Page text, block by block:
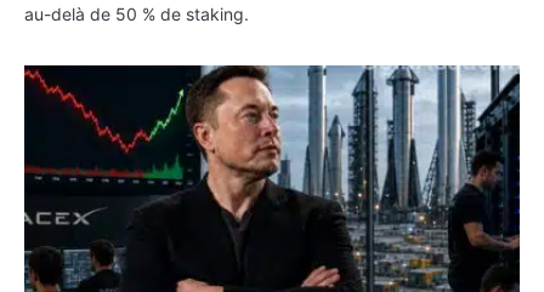
au-delà de 50 % de staking.
SPCX : SpaceX publie 7,8 milliards de dollars de